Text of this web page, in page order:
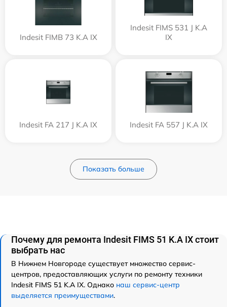
Indesit FIMB 73 K.A IX
Indesit FIMS 531 J K.A
IX
Indesit FA 217 J K.A IX Indesit FA 557 J K.A IX
Показать больше
Почему для ремонта Indesit FIMS 51 K.A IX стоит
выбрать нас
В Нижнем Новгороде существует множество сервис-
центров, предоставляющих услуги по ремонту техники
Indesit FIMS 51 K.A IX. Однако наш сервис-центр
выделяется преимуществами.